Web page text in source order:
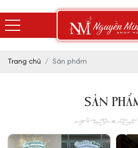
Trang chủ Sản phẩm
SẢN